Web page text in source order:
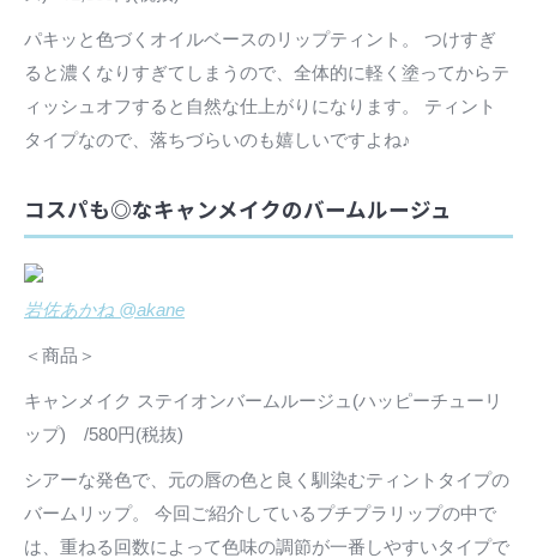
パキッと色づくオイルベースのリップティント。 つけすぎ
ると濃くなりすぎてしまうので、全体的に軽く塗ってからテ
ィッシュオフすると自然な仕上がりになります。 ティント
タイプなので、落ちづらいのも嬉しいですよね♪
コスパも◎なキャンメイクのバームルージュ
岩佐あかね @akane
＜商品＞
キャンメイク ステイオンバームルージュ(ハッピーチューリ
ップ) /580円(税抜)
シアーな発色で、元の唇の色と良く馴染むティントタイプの
バームリップ。 今回ご紹介しているプチプラリップの中で
は、重ねる回数によって色味の調節が一番しやすいタイプで